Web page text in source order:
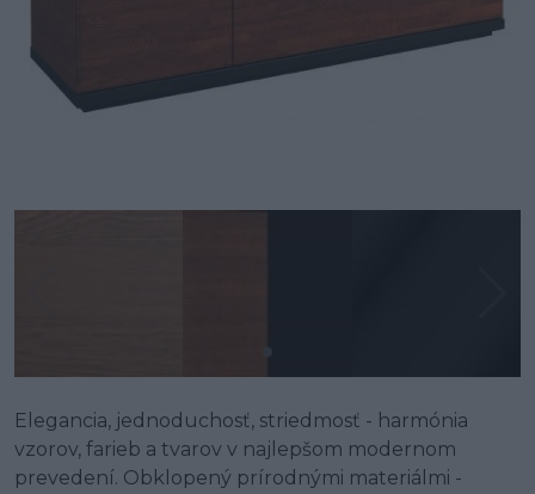
Elegancia, jednoduchosť, striedmosť - harmónia
vzorov, farieb a tvarov v najlepšom modernom
prevedení. Obklopený prírodnými materiálmi -